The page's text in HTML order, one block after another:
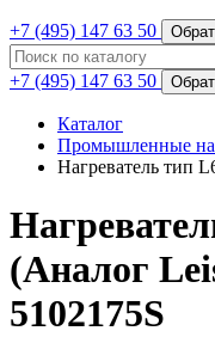
+7 (495) 147 63 50
+7 (495) 147 63 50
Каталог
Промышленные
Нагреватель тип
(Аналог
5102175S